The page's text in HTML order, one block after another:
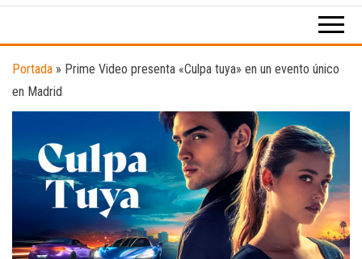
digital
el
deporte y
música.
Portada » Prime Video presenta «Culpa tuya» en un evento único
en Madrid